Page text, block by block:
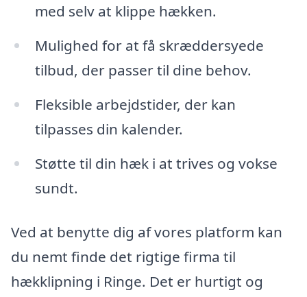
med selv at klippe hækken.
Mulighed for at få skræddersyede
tilbud, der passer til dine behov.
Fleksible arbejdstider, der kan
tilpasses din kalender.
Støtte til din hæk i at trives og vokse
sundt.
Ved at benytte dig af vores platform kan
du nemt finde det rigtige firma til
hækklipning i Ringe. Det er hurtigt og